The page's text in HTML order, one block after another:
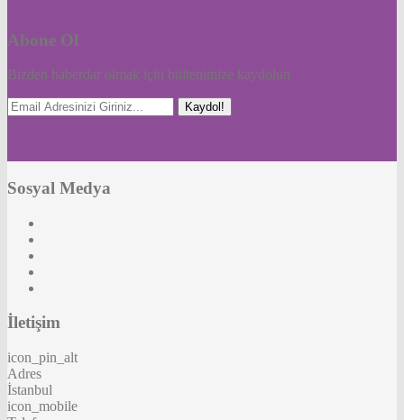
Abone Ol
Bizden haberdar olmak için bültenimize kaydolun
Kaydol!
Sosyal Medya
İletişim
icon_pin_alt
Adres
İstanbul
icon_mobile